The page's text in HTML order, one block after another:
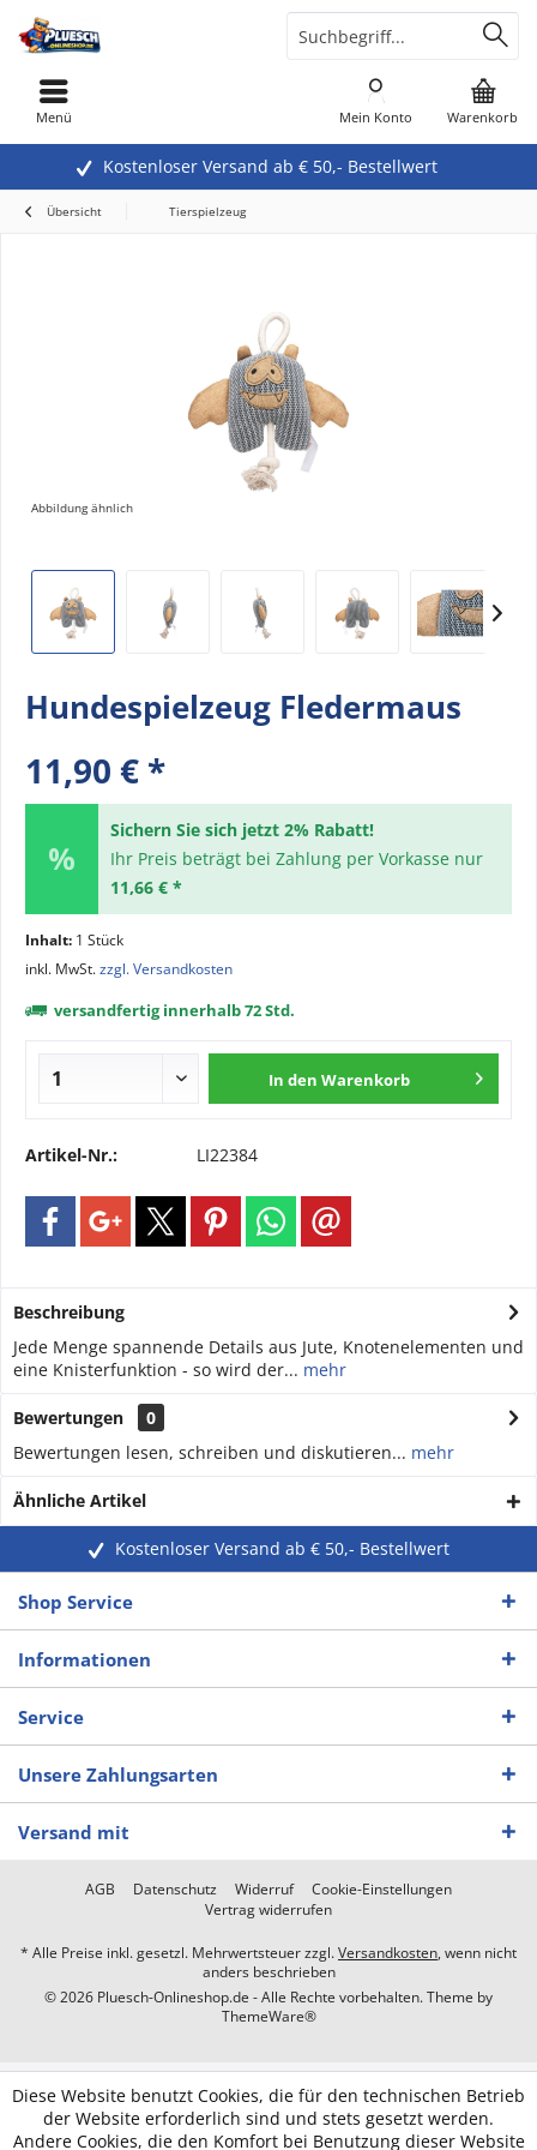
Kostenloser Versand ab € 50,- Bestellwert
Warenkorb
Mein Konto
Menü
Übersicht Tierspielzeug
Abbildung ähnlich
Hundespielzeug Fledermaus
11,90 € *
Sichern Sie sich jetzt 2% Rabatt!
Ihr Preis beträgt bei Zahlung per Vorkasse nur
11,66 € *
Inhalt: 1 Stück
inkl. MwSt.zzgl. Versandkosten
versandfertig innerhalb 72 Std.
In den Warenkorb
Artikel-Nr.: LI22384
Beschreibung
Jede Menge spannende Details aus Jute, Knotenelementen und
eine Knisterfunktion - so wird der... mehr
Bewertungen
0
Bewertungen lesen, schreiben und diskutieren... mehr
Ähnliche Artikel
Kostenloser Versand ab € 50,- Bestellwert
Shop Service
Informationen
Service
Unsere Zahlungsarten
Versand mit
AGB Datenschutz Widerruf
Cookie-Einstellungen
Vertrag widerrufen
* Alle Preise inkl. gesetzl. Mehrwertsteuer zzgl.Versandkosten, wenn nicht
anders beschrieben
© 2026 Pluesch-Onlineshop.de - Alle Rechte vorbehalten. Theme by
ThemeWare®
Diese Website benutzt Cookies, die für den technischen Betrieb
der Website erforderlich sind und stets gesetzt werden.
Andere Cookies, die den Komfort bei Benutzung dieser Website